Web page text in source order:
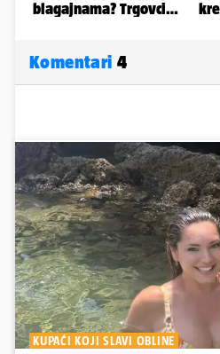
Komentari 4
KUPAĆI KOJI SLAVI OBLINE